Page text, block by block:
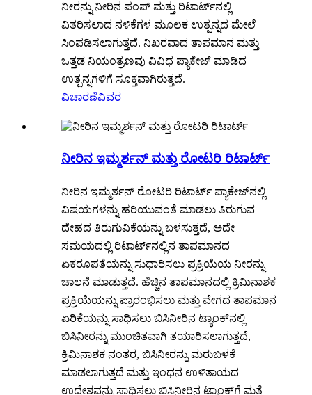
ನೀರನ್ನು ನೀರಿನ ಪಂಪ್ ಮತ್ತು ರಿಟಾರ್ಟ್‌ನಲ್ಲಿ
ವಿತರಿಸಲಾದ ನಳಿಕೆಗಳ ಮೂಲಕ ಉತ್ಪನ್ನದ ಮೇಲೆ
ಸಿಂಪಡಿಸಲಾಗುತ್ತದೆ. ನಿಖರವಾದ ತಾಪಮಾನ ಮತ್ತು
ಒತ್ತಡ ನಿಯಂತ್ರಣವು ವಿವಿಧ ಪ್ಯಾಕೇಜ್ ಮಾಡಿದ
ಉತ್ಪನ್ನಗಳಿಗೆ ಸೂಕ್ತವಾಗಿರುತ್ತದೆ.
ವಿಚಾರಣೆವಿವರ
ನೀರಿನ ಇಮ್ಮರ್ಶನ್ ಮತ್ತು ರೋಟರಿ ರಿಟಾರ್ಟ್
ನೀರಿನ ಇಮ್ಮರ್ಶನ್ ರೋಟರಿ ರಿಟಾರ್ಟ್ ಪ್ಯಾಕೇಜ್‌ನಲ್ಲಿ
ವಿಷಯಗಳನ್ನು ಹರಿಯುವಂತೆ ಮಾಡಲು ತಿರುಗುವ
ದೇಹದ ತಿರುಗುವಿಕೆಯನ್ನು ಬಳಸುತ್ತದೆ, ಅದೇ
ಸಮಯದಲ್ಲಿ ರಿಟಾರ್ಟ್‌ನಲ್ಲಿನ ತಾಪಮಾನದ
ಏಕರೂಪತೆಯನ್ನು ಸುಧಾರಿಸಲು ಪ್ರಕ್ರಿಯೆಯ ನೀರನ್ನು
ಚಾಲನೆ ಮಾಡುತ್ತದೆ. ಹೆಚ್ಚಿನ ತಾಪಮಾನದಲ್ಲಿ ಕ್ರಿಮಿನಾಶಕ
ಪ್ರಕ್ರಿಯೆಯನ್ನು ಪ್ರಾರಂಭಿಸಲು ಮತ್ತು ವೇಗದ ತಾಪಮಾನ
ಏರಿಕೆಯನ್ನು ಸಾಧಿಸಲು ಬಿಸಿನೀರಿನ ಟ್ಯಾಂಕ್‌ನಲ್ಲಿ
ಬಿಸಿನೀರನ್ನು ಮುಂಚಿತವಾಗಿ ತಯಾರಿಸಲಾಗುತ್ತದೆ,
ಕ್ರಿಮಿನಾಶಕ ನಂತರ, ಬಿಸಿನೀರನ್ನು ಮರುಬಳಕೆ
ಮಾಡಲಾಗುತ್ತದೆ ಮತ್ತು ಇಂಧನ ಉಳಿತಾಯದ
ಉದ್ದೇಶವನ್ನು ಸಾಧಿಸಲು ಬಿಸಿನೀರಿನ ಟ್ಯಾಂಕ್‌ಗೆ ಮತ್ತೆ